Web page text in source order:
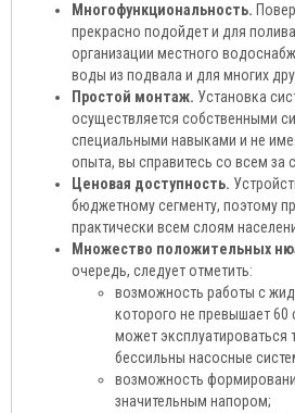
Многофункциональность.
прекрасно подойдет и для
организации местного
воды из подвала и для многих
Простой монтаж. Установка
осуществляется собственными
специальными навыками и не
опыта, вы справитесь со всем за
Ценовая доступность.
бюджетному сегменту, поэтому
практически всем слоям
Множество положительных
очередь, следует отметить:
возможность работы с
которого не превышает 60
может эксплуатироваться
бессильны насосные
возможность
значительным напором;